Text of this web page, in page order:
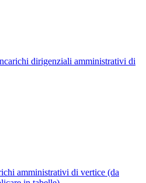
dirigenziali amministrativi di
amministrativi di vertice (da